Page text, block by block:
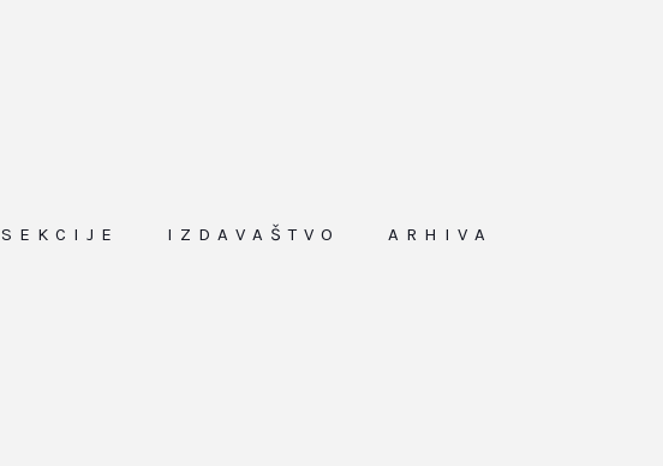
SEKCIJE IZDAVAŠTVO ARHIVA